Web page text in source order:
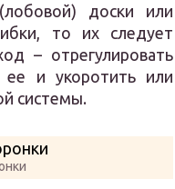
доски или
то их следует
– отрегулировать
ее и укоротить или
системы.